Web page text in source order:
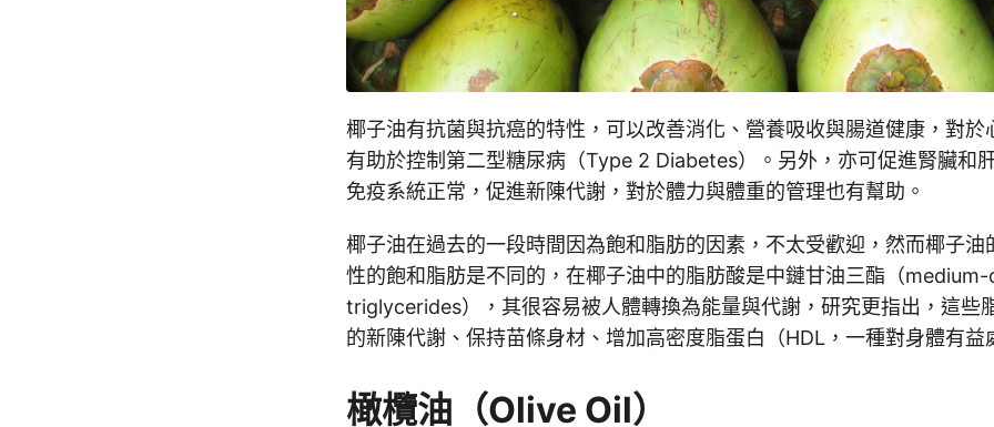
椰子油有抗菌與抗癌的特性，可以改善消化、營養吸收與腸道健康，對於
有助於控制第二型糖尿病（Type 2 Diabetes）。另外，亦可促進腎臟和
免疫系統正常，促進新陳代謝，對於體力與體重的管理也有幫助。
椰子油在過去的一段時間因為飽和脂肪的因素，不太受歡迎，然而椰子油
性的飽和脂肪是不同的，在椰子油中的脂肪酸是中鏈甘油三酯（
triglycerides），其很容易被人體轉換為能量與代謝，研究更指出，這些
的新陳代謝、保持苗條身材、增加高密度脂蛋白（HDL，一種對身體有益
橄欖油（Olive Oil）